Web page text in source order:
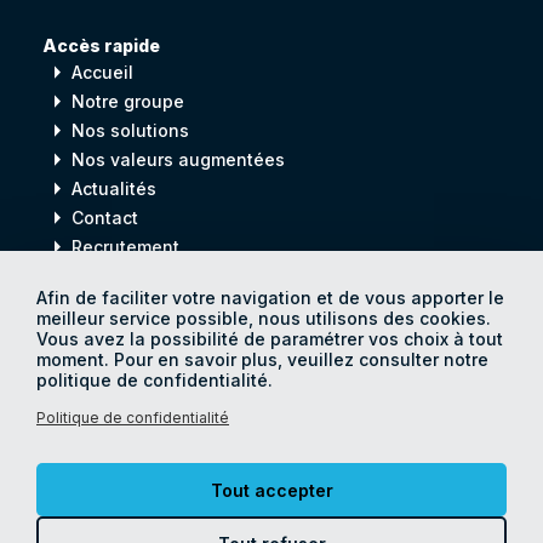
Afin de faciliter votre navigation et de vous apporter le
meilleur service possible, nous utilisons des cookies.
Vous avez la possibilité de paramétrer vos choix à tout
moment. Pour en savoir plus, veuillez consulter notre
politique de confidentialité.
Tout accepter
Politique de confidentialité
Accès rapide
arrow_right Accueil
arrow_right Notre groupe
arrow_right Nos solutions
arrow_right Nos valeurs augmentées
arrow_right Actualités
arrow_right Contact
arrow_rightRecrutement
Digitalprocess
for Human progress
© Catamania 2026
Politique de confidentialité
Mentions légales